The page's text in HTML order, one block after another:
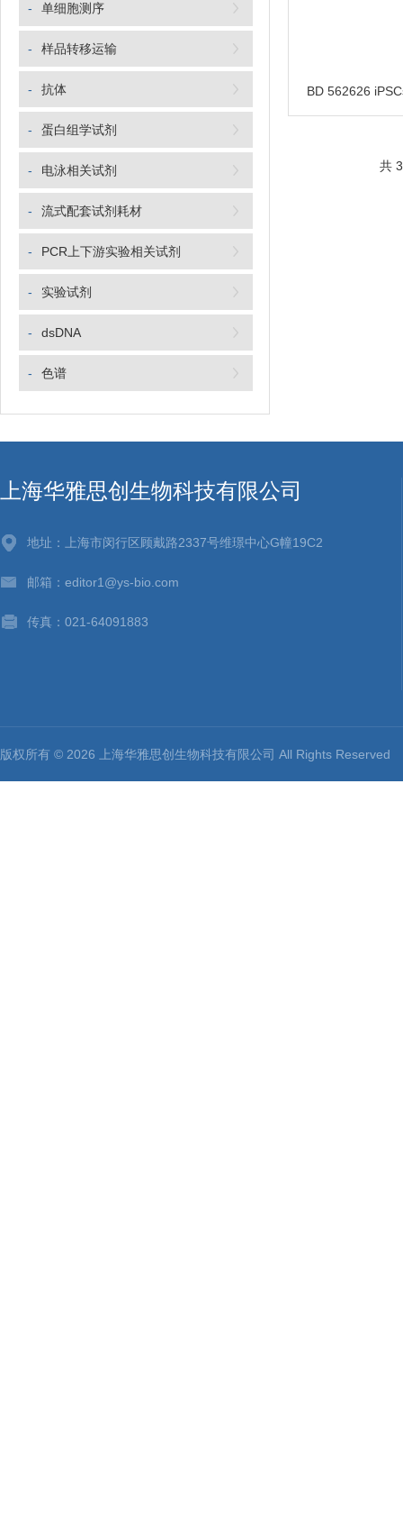
- 单细胞测序
- 样品转移运输
- 抗体
- 蛋白组学试剂
- 电泳相关试剂
- 流式配套试剂耗材
- PCR上下游实验相关试剂
- 实验试剂
- dsDNA
- 色谱
共
上海华雅思创生物科技有限公司
地址：上海市闵行区顾戴路2337号维璟中心G幢19C2
邮箱：editor1@ys-bio.com
传真：021-64091883
版权所有 © 2026 上海华雅思创生物科技有限公司 All Rights